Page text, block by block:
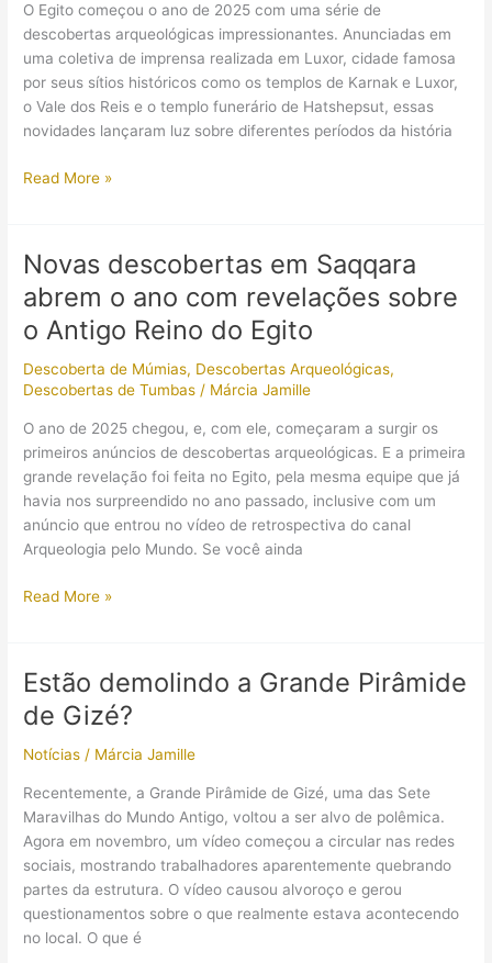
originais!
O Egito começou o ano de 2025 com uma série de
descobertas arqueológicas impressionantes. Anunciadas em
uma coletiva de imprensa realizada em Luxor, cidade famosa
por seus sítios históricos como os templos de Karnak e Luxor,
o Vale dos Reis e o templo funerário de Hatshepsut, essas
novidades lançaram luz sobre diferentes períodos da história
Descobertas
revelam
novos
detalhes
sobre
o
Egito
Read More »
Novas descobertas em Saqqara
abrem o ano com revelações sobre
o Antigo Reino do Egito
Descoberta de Múmias, Descobertas Arqueológicas,
Descobertas de Tumbas / Márcia Jamille
O ano de 2025 chegou, e, com ele, começaram a surgir os
primeiros anúncios de descobertas arqueológicas. E a primeira
grande revelação foi feita no Egito, pela mesma equipe que já
havia nos surpreendido no ano passado, inclusive com um
anúncio que entrou no vídeo de retrospectiva do canal
Arqueologia pelo Mundo. Se você ainda
Novas
abrem
o
com
revelações
sobre
o
Antigo
Reino
do
Egito
Read More »
Estão demolindo a Grande Pirâmide
de Gizé?
Notícias / Márcia Jamille
Recentemente, a Grande Pirâmide de Gizé, uma das Sete
Maravilhas do Mundo Antigo, voltou a ser alvo de polêmica.
Agora em novembro, um vídeo começou a circular nas redes
sociais, mostrando trabalhadores aparentemente quebrando
partes da estrutura. O vídeo causou alvoroço e gerou
questionamentos sobre o que realmente estava acontecendo
no local. O que é